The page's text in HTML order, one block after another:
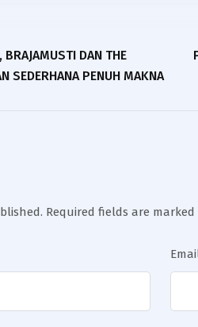
DAN THE
SEDERHANA PENUH MAKNA
Required fields are marked